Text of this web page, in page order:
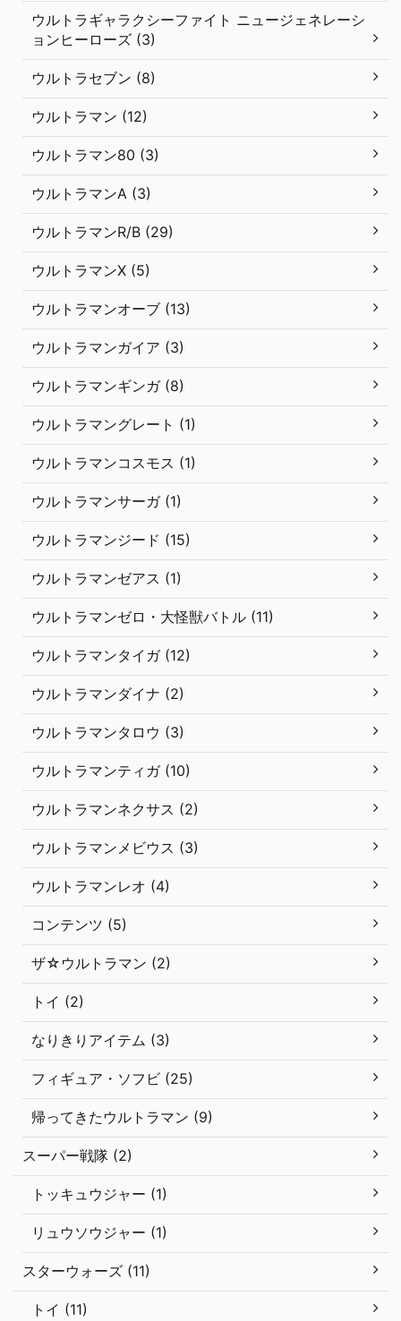
ウルトラギャラクシーファイト ニュージェネレーシ
ョンヒーローズ (3)
ウルトラセブン (8)
ウルトラマン (12)
ウルトラマン80 (3)
ウルトラマンA (3)
ウルトラマンR/B (29)
ウルトラマンX (5)
ウルトラマンオーブ (13)
ウルトラマンガイア (3)
ウルトラマンギンガ (8)
ウルトラマングレート (1)
ウルトラマンコスモス (1)
ウルトラマンサーガ (1)
ウルトラマンジード (15)
ウルトラマンゼアス (1)
ウルトラマンゼロ・大怪獣バトル (11)
ウルトラマンタイガ (12)
ウルトラマンダイナ (2)
ウルトラマンタロウ (3)
ウルトラマンティガ (10)
ウルトラマンネクサス (2)
ウルトラマンメビウス (3)
ウルトラマンレオ (4)
コンテンツ (5)
ザ☆ウルトラマン (2)
トイ (2)
なりきりアイテム (3)
フィギュア・ソフビ (25)
帰ってきたウルトラマン (9)
スーパー戦隊 (2)
トッキュウジャー (1)
リュウソウジャー (1)
スターウォーズ (11)
トイ (11)